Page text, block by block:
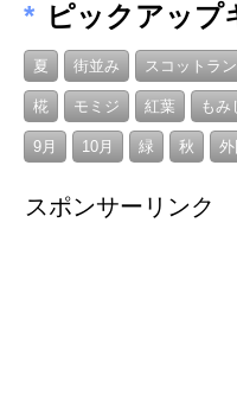
* ピックアップ
夏 街並み スコットラ
椛 モミジ 紅葉 もみ
9月 10月 緑 秋 外
スポンサーリンク